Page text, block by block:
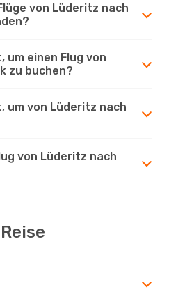
von Lüderitz nach
um einen Flug von
zu buchen?
um von Lüderitz nach
von Lüderitz nach